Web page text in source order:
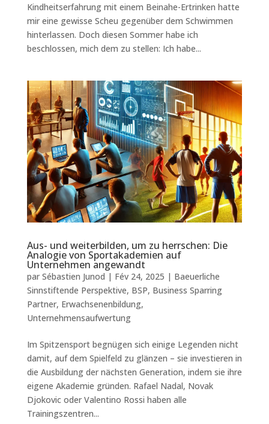
Kindheitserfahrung mit einem Beinahe-Ertrinken hatte
mir eine gewisse Scheu gegenüber dem Schwimmen
hinterlassen. Doch diesen Sommer habe ich
beschlossen, mich dem zu stellen: Ich habe...
Aus- und weiterbilden, um zu herrschen: Die
Analogie von Sportakademien auf
Unternehmen angewandt
par Sébastien Junod | Fév 24, 2025 | Baeuerliche
Sinnstiftende Perspektive, BSP, Business Sparring
Partner, Erwachsenenbildung,
Unternehmensaufwertung
Im Spitzensport begnügen sich einige Legenden nicht
damit, auf dem Spielfeld zu glänzen – sie investieren in
die Ausbildung der nächsten Generation, indem sie ihre
eigene Akademie gründen. Rafael Nadal, Novak
Djokovic oder Valentino Rossi haben alle
Trainingszentren...